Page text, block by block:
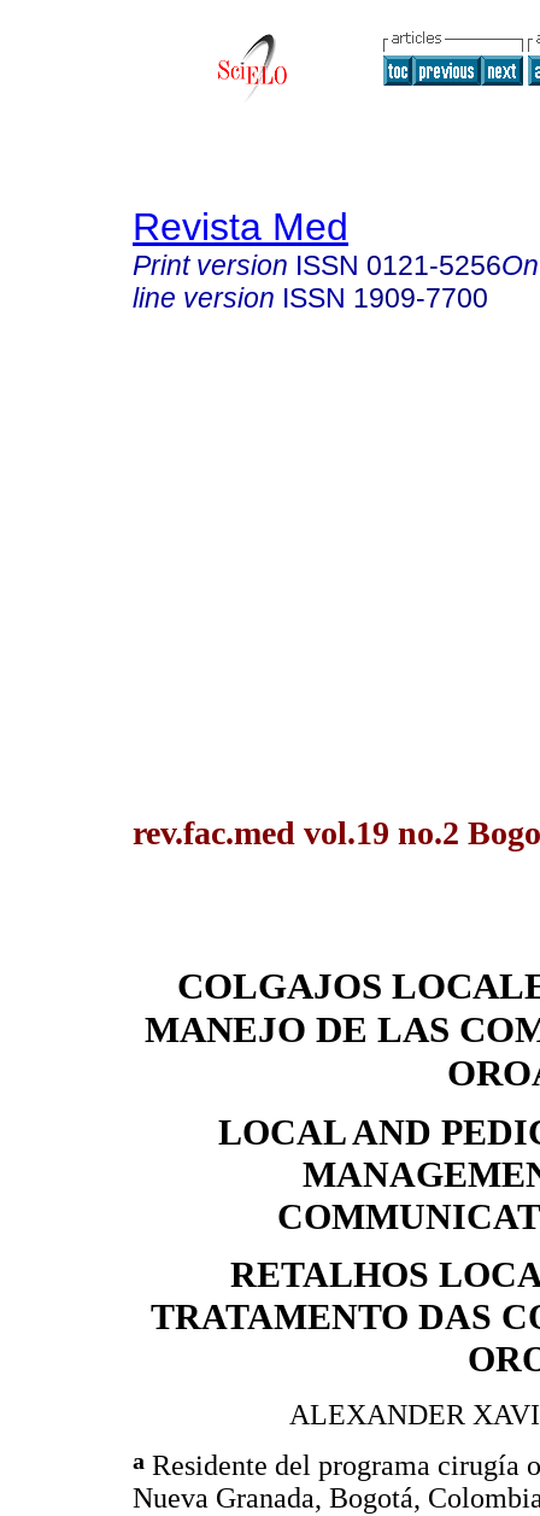
Revista Med
Print version ISSN 0121-5256
line version ISSN 1909-7700
rev.fac.med vol.19 no.2
COLGAJOS
MANEJO DE LAS
LOCAL AND
RETALHOS
TRATAMENTO DAS
ALEXANDER
a Residente del programa
Nueva Granada, Bogotá,